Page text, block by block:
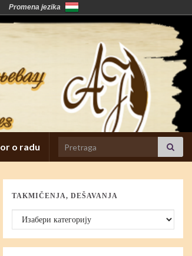
o radu Search for:
TAKMIČENJA, DEŠAVANJA
Takmičenja, dešavanja
Promena jezika